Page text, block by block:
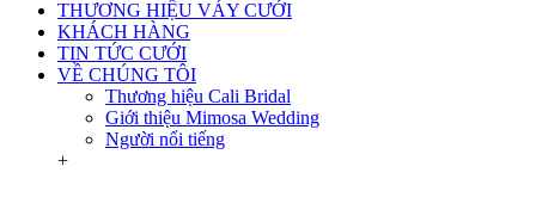
THƯƠNG HIỆU VÁY CƯỚI
KHÁCH HÀNG
TIN TỨC CƯỚI
VỀ CHÚNG TÔI
Thương hiệu Cali Bridal
Giới thiệu Mimosa Wedding
Người nổi tiếng
+